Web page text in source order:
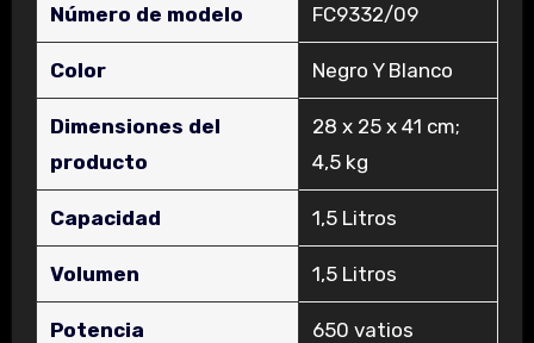
Número de modelo ‎FC9332/09
Color ‎Negro Y Blanco
Dimensiones del
producto
‎28 x 25 x 41 cm;
4,5 kg
Capacidad ‎1,5 Litros
Volumen ‎1,5 Litros
Potencia ‎650 vatios